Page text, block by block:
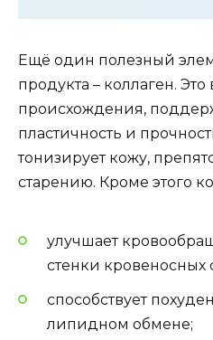
Ещё один полезный
продукта – коллаген.
происхождения,
пластичность и
тонизирует кожу,
старению. Кроме этого
улучшает
стенки кровеносных
способствует
липидном обмене;